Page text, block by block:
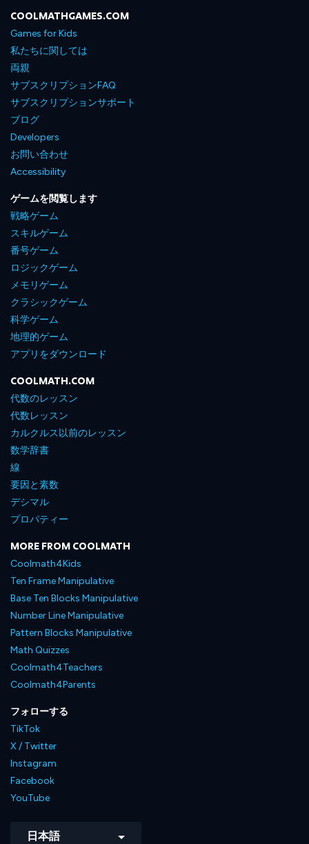
COOLMATHGAMES.COM
Games for Kids
私たちに関しては
両親
サブスクリプションFAQ
サブスクリプションサポート
ブログ
Developers
お問い合わせ
Accessibility
ゲームを閲覧します
戦略ゲーム
スキルゲーム
番号ゲーム
ロジックゲーム
メモリゲーム
クラシックゲーム
科学ゲーム
地理的ゲーム
アプリをダウンロード
COOLMATH.COM
代数のレッスン
代数レッスン
カルクルス以前のレッスン
数学辞書
線
要因と素数
デシマル
プロパティー
MORE FROM COOLMATH
Coolmath4Kids
Ten Frame Manipulative
Base Ten Blocks Manipulative
Number Line Manipulative
Pattern Blocks Manipulative
Math Quizzes
Coolmath4Teachers
Coolmath4Parents
フォローする
TikTok
X / Twitter
Instagram
Facebook
YouTube
日本語